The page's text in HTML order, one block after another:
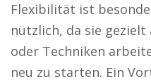
Flexibilität ist
nützlich, da sie
oder Techniken
neu zu starten. Ein